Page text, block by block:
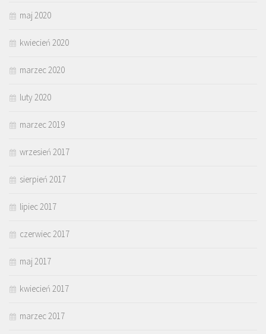
maj 2020
kwiecień 2020
marzec 2020
luty 2020
marzec 2019
wrzesień 2017
sierpień 2017
lipiec 2017
czerwiec 2017
maj 2017
kwiecień 2017
marzec 2017